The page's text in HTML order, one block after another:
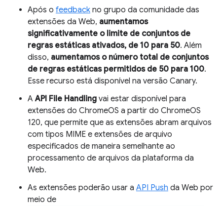
Após o feedback no grupo da comunidade das
extensões da Web, aumentamos
significativamente o limite de conjuntos de
regras estáticas ativados, de 10 para 50. Além
disso, aumentamos o número total de conjuntos
de regras estáticas permitidos de 50 para 100.
Esse recurso está disponível na versão Canary.
AAPI File Handling vai estar disponível para
extensões do ChromeOS a partir do ChromeOS
120, que permite que as extensões abram arquivos
com tipos MIME e extensões de arquivo
especificados de maneira semelhante ao
processamento de arquivos da plataforma da
Web.
As extensões poderão usar a API Push da Web por
meio de